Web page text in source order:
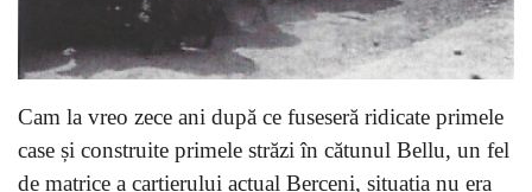
Cam la vreo zece ani după ce fuseseră ridicate primele
case și construite primele străzi în cătunul Bellu, un fel
de matrice a cartierului actual Berceni, situația nu era